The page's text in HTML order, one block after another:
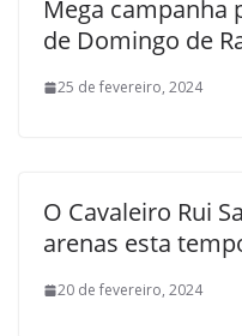
Mega campanha
de Domingo de
25 de fevereiro, 2024
O Cavaleiro Rui
arenas esta
20 de fevereiro, 2024